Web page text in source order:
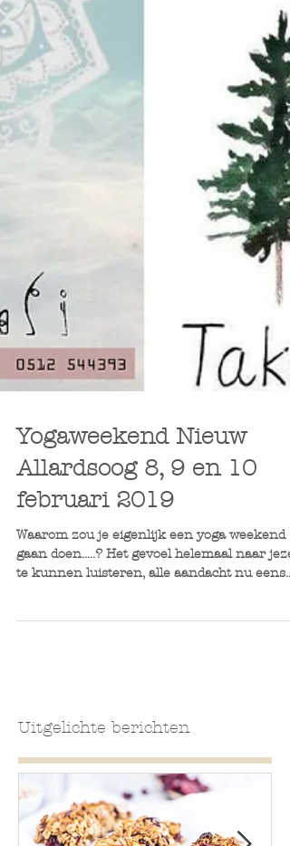
Yogaweekend Nieuw
Allardsoog 8, 9 en 10
februari 2019
Waarom zou je eigenlijk een yoga weekend
Uitgelichte berichten